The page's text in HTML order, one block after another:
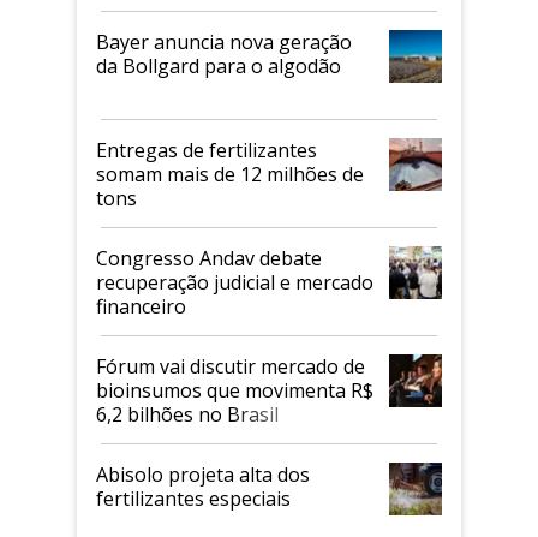
Bayer anuncia nova geração
da Bollgard para o algodão
Entregas de fertilizantes
somam mais de 12 milhões de
tons
Congresso Andav debate
recuperação judicial e mercado
financeiro
Fórum vai discutir mercado de
bioinsumos que movimenta R$
6,2 bilhões no Brasil
Abisolo projeta alta dos
fertilizantes especiais